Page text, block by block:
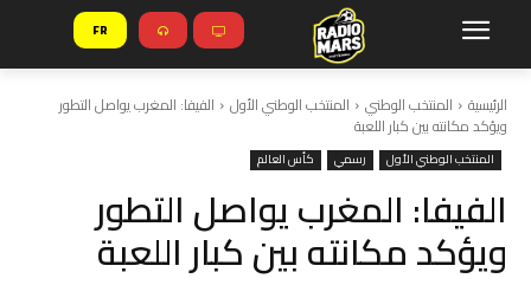
FR
الرئيسية المنتخب الوطني المنتخب الوطني الأول الفيفا: المغرب يواصل التطور
ويؤكد مكانته بين كبار اللعبة
المنتخب الوطني الأول رسمي كأس العالم
الفيفا: المغرب يواصل التطور
ويؤكد مكانته بين كبار اللعبة